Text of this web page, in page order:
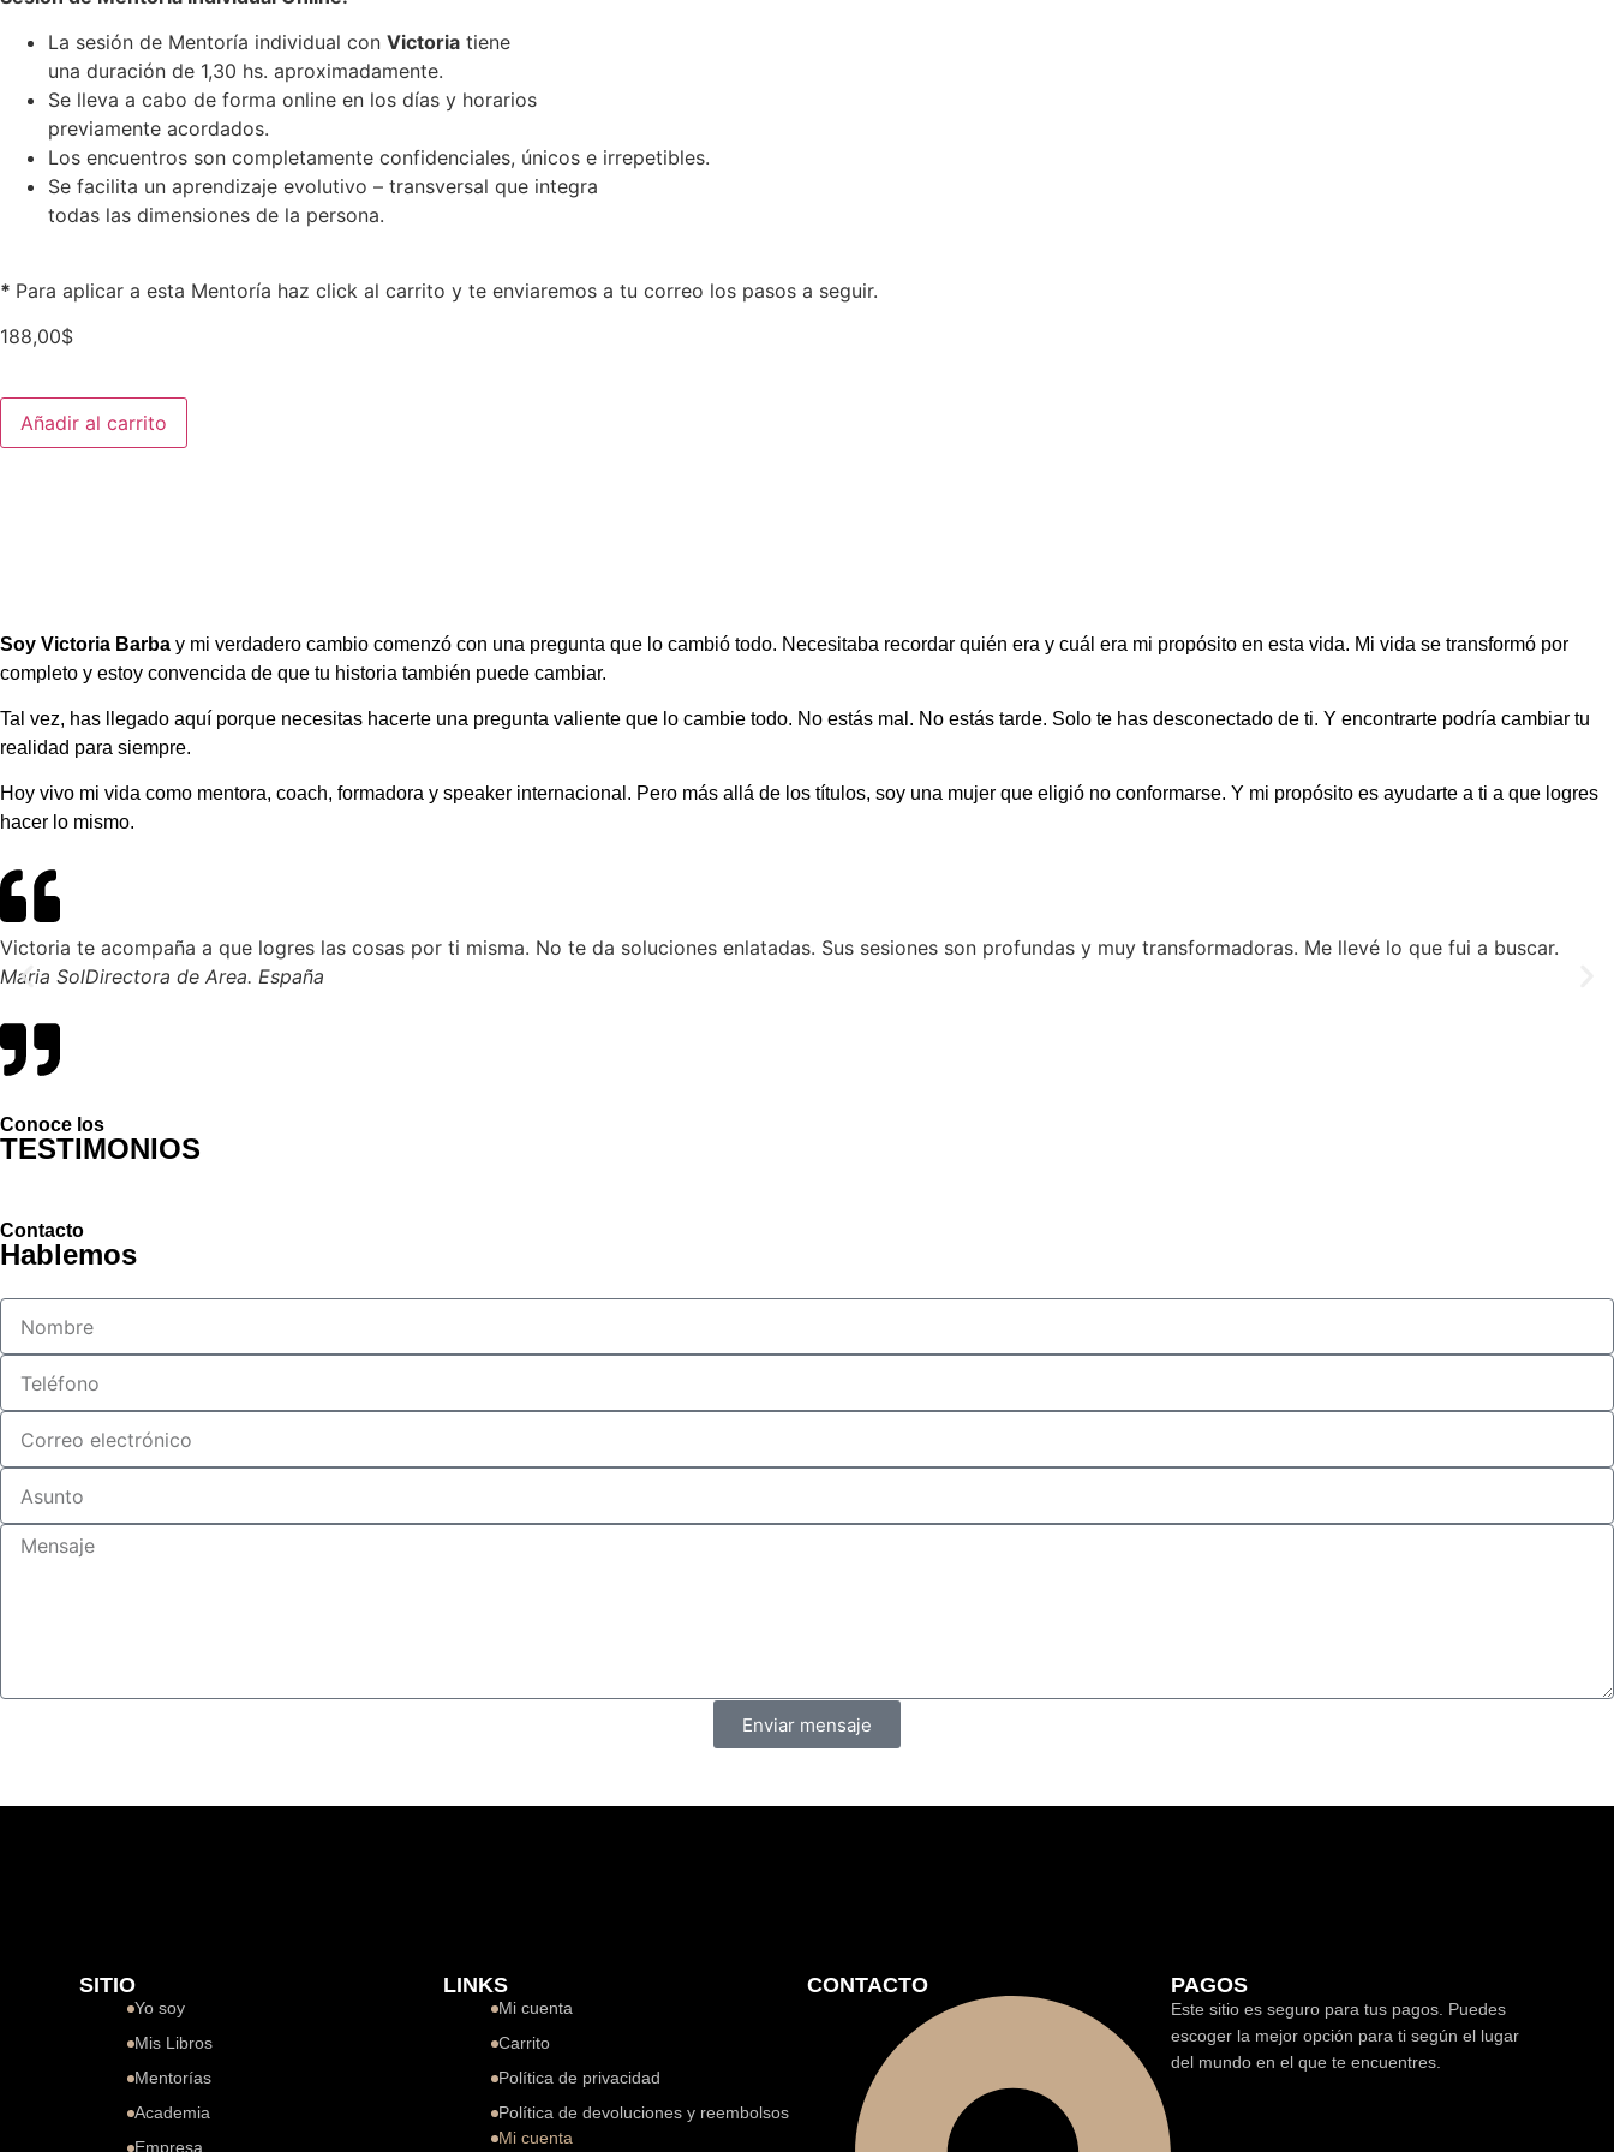
La sesión de Mentoría individual con Victoria tiene
una duración de 1,30 hs. aproximadamente.
Se lleva a cabo de forma online en los días y horarios
previamente acordados.
Los encuentros son completamente confidenciales, únicos e irrepetibles.
Se facilita un aprendizaje evolutivo – transversal que integra
todas las dimensiones de la persona.
* Para aplicar a esta Mentoría haz click al carrito y te enviaremos a tu correo los pasos a seguir.
188,00$
Añadir al carrito
Soy Victoria Barba y mi verdadero cambio comenzó con una pregunta que lo cambió todo. Necesitaba recordar quién era y cuál era mi propósito en esta vida. Mi vida se transformó por
completo y estoy convencida de que tu historia también puede cambiar.
Tal vez, has llegado aquí porque necesitas hacerte una pregunta valiente que lo cambie todo. No estás mal. No estás tarde. Solo te has desconectado de ti. Y encontrarte podría cambiar tu
realidad para siempre.
Hoy vivo mi vida como mentora, coach, formadora y speaker internacional. Pero más allá de los títulos, soy una mujer que eligió no conformarse. Y mi propósito es ayudarte a ti a que logres
hacer lo mismo.
Victoria te acompaña a que logres las cosas por ti misma. No te da soluciones enlatadas. Sus sesiones son profundas y muy transformadoras. Me llevé lo que fui a buscar.
Maria SolDirectora de Area. España
Conoce los
TESTIMONIOS
Contacto
Hablemos
Enviar mensaje
SITIO
Yo soy
Mis Libros
Mentorías
Academia
Empresa
LINKS
Mi cuenta
Carrito
Política de privacidad
Política de devoluciones y reembolsos
Mi cuenta
CONTACTO PAGOS
Este sitio es seguro para tus pagos. Puedes
escoger la mejor opción para ti según el lugar
del mundo en el que te encuentres.